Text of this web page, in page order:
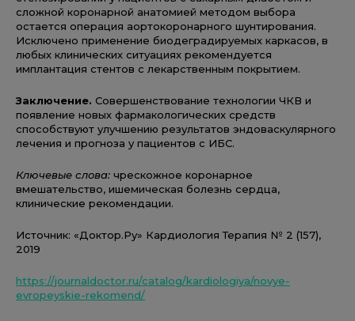
сложной коронарной анатомией методом выбора
остается операция аортокоронарного шунтирования.
Исключено применение биодеградируемых каркасов, в
любых клинических ситуациях рекомендуется
имплантация стентов с лекарственным покрытием.
Заключение. Совершенствование технологии ЧКВ и
появление новых фармакологических средств
способствуют улучшению результатов эндоваскулярного
лечения и прогноза у пациентов с ИБС.
Ключевые слова: чрескожное коронарное
вмешательство, ишемическая болезнь сердца,
клинические рекомендации.
Источник: «Доктор.Ру» Кардиология Терапия № 2 (157),
2019
https://journaldoctor.ru/catalog/kardiologiya/novye-
evropeyskie-rekomend/